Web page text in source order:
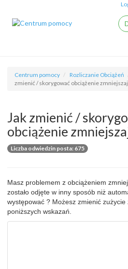
Centrum pomocy Rozliczanie Obciążeń
zmienić / skorygować obciążenie
Jak zmienić /
obciążenie
Liczba odwiedzin posta: 675
Masz problemem z obciążeniem
zostało odjęte w inny sposób niż
występować ? Możesz zmienić zużycie
poniższych wskazań.